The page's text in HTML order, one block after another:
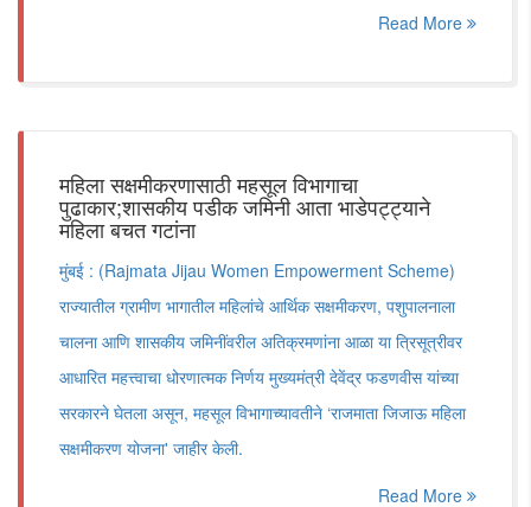
Read More
महिला सक्षमीकरणासाठी महसूल विभागाचा
पुढाकार;शासकीय पडीक जमिनी आता भाडेपट्ट्याने
महिला बचत गटांना
मुंबई : (Rajmata Jijau Women Empowerment Scheme)
राज्यातील ग्रामीण भागातील महिलांचे आर्थिक सक्षमीकरण, पशुपालनाला
चालना आणि शासकीय जमिनींवरील अतिक्रमणांना आळा या त्रिसूत्रीवर
आधारित महत्त्वाचा धोरणात्मक निर्णय मुख्यमंत्री देवेंद्र फडणवीस यांच्या
सरकारने घेतला असून, महसूल विभागाच्यावतीने ‘राजमाता जिजाऊ महिला
सक्षमीकरण योजना' जाहीर केली.
Read More